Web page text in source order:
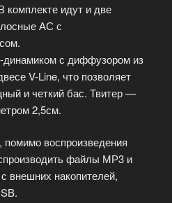
комплекте идут и две
АС с
с диффузором из
V-Line, что позволяет
и четкий бас. Твитер —
2,5см.
воспроизведения
файлы МР3 и
внешних накопителей,